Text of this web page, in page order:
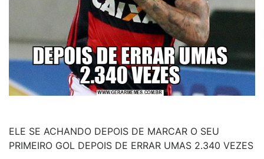
ELE SE ACHANDO DEPOIS DE MARCAR O SEU
PRIMEIRO GOL DEPOIS DE ERRAR UMAS 2.340 VEZES